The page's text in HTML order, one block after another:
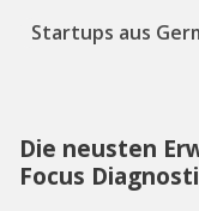
Startups aus
Die neusten
Focus